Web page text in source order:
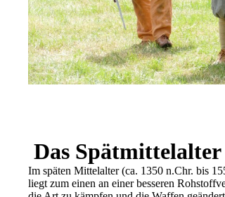
Das Spätmittelalter
Im späten Mittelalter (ca. 1350 n.Chr. bis
liegt zum einen an einer besseren